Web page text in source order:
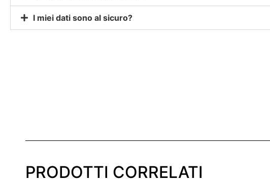
I miei dati sono al sicuro?
PRODOTTI CORRELATI